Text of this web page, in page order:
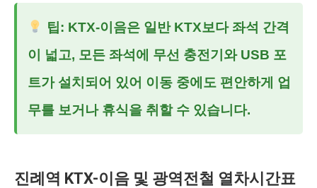
팁: KTX-이음은 일반 KTX보다 좌석 간격
이 넓고, 모든 좌석에 무선 충전기와 USB 포
트가 설치되어 있어 이동 중에도 편안하게 업
무를 보거나 휴식을 취할 수 있습니다.
진례역 KTX-이음 및 광역전철 열차시간표